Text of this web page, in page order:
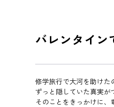
バレンタイン
修学旅行で大河を助け
ずっと隠していた真実が
そのことをきっかけに、